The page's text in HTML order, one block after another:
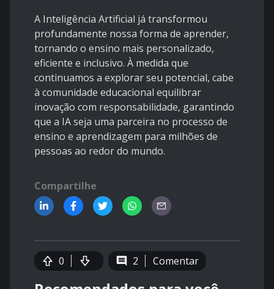
A Inteligência Artificial já transformou
profundamente nossa forma de aprender,
tornando o ensino mais personalizado,
eficiente e inclusivo. À medida que
continuamos a explorar seu potencial, cabe
à comunidade educacional equilibrar
inovação com responsabilidade, garantindo
que a IA seja uma parceira no processo de
ensino e aprendizagem para milhões de
pessoas ao redor do mundo.
Compartilhe
0 2 Comentar